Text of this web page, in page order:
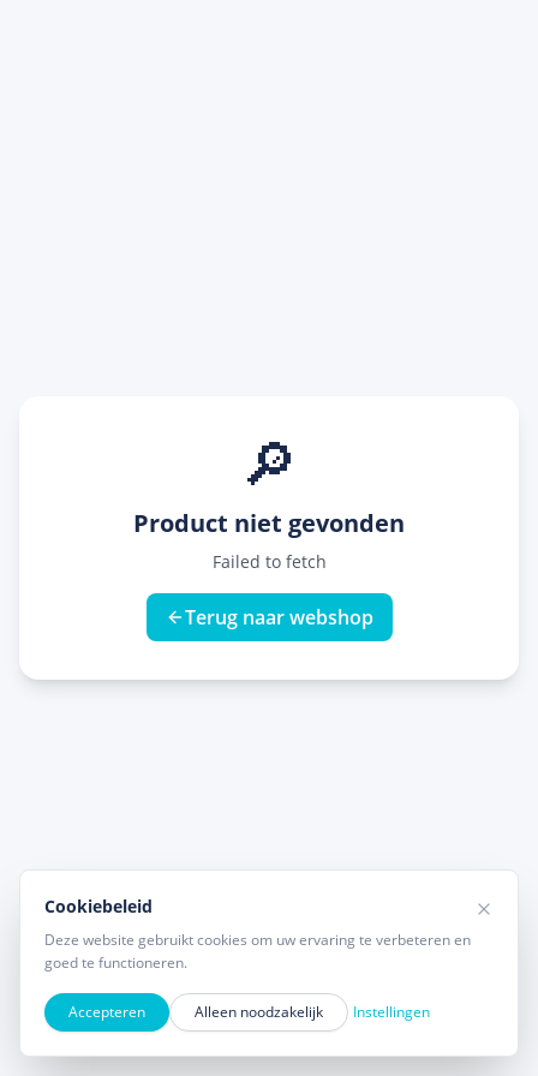
🔎
Product niet gevonden
Failed to fetch
Terug naar webshop
Cookiebeleid
Deze website gebruikt cookies om uw ervaring te verbeteren en
goed te functioneren.
Accepteren Alleen noodzakelijk Instellingen